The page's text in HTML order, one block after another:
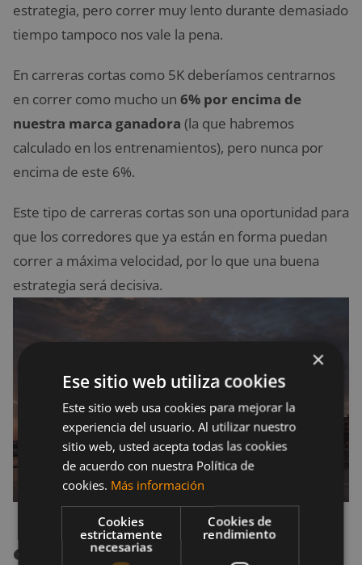
estrategia, pero correr muy lento durante demasiado
tiempo tampoco nos vale la pena.
En carreras cortas como 5K deberíamos centrarnos
en correr como mucho un 6% por encima de
nuestra marca ganadora (la que habremos
calculado en los entrenamientos), pero nunca por
encima de este 6%.
Este tipo de carreras cortas son una oportunidad para
que los corredores que ya están en forma puedan
correr a máxima velocidad, por lo que una buena
estrategia será decisiva.
¿Qué debo hacer si
×
Ese sitio web utiliza cookies
Este sitio web usa cookies para mejorar la
experiencia del usuario. Al utilizar nuestro
sitio web, usted acepta todas las cookies
de acuerdo con nuestra Política de
cookies. Más información
Cookies
estrictamente
necesarias
Cookies de
rendimiento